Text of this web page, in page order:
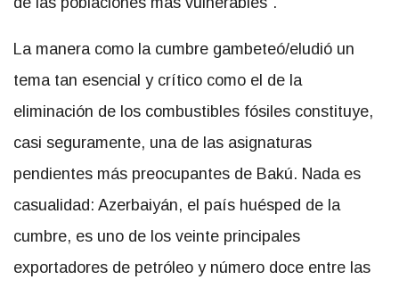
La manera como la cumbre gambeteó/eludió un
tema tan esencial y crítico como el de la
eliminación de los combustibles fósiles constituye,
casi seguramente, una de las asignaturas
pendientes más preocupantes de Bakú. Nada es
casualidad: Azerbaiyán, el país huésped de la
cumbre, es uno de los veinte principales
exportadores de petróleo y número doce entre las